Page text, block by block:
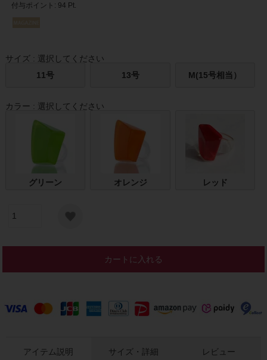
付与ポイント: 94 Pt.
サイズ
選択してください
11号
13号 M(15号相当）
カラー 選択してください
グリーン オレンジ レッド
カートに入れる
アイテム説明 サイズ・詳細 レビュー